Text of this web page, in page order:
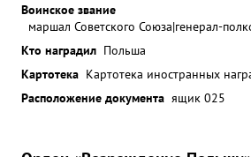
Воинское звание
маршал Советского Союза|генерал-
Кто наградил Польша
Картотека Картотека иностранных
Расположение документа ящик 025